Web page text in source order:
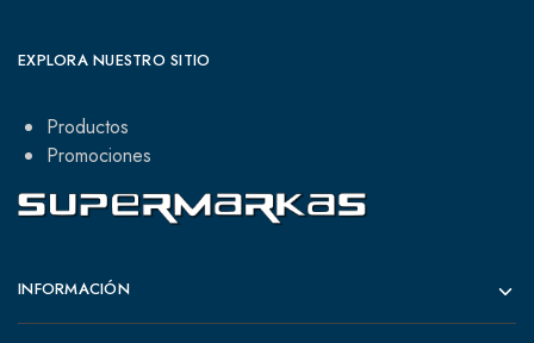
EXPLORA NUESTRO SITIO
Productos
Promociones
INFORMACIÓN